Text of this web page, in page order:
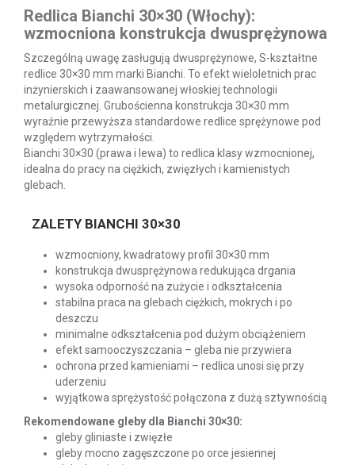
Redlica Bianchi 30×30 (Włochy):
wzmocniona konstrukcja dwusprężynowa
Szczególną uwagę zasługują dwusprężynowe, S-kształtne
redlice 30×30 mm marki Bianchi. To efekt wieloletnich prac
inżynierskich i zaawansowanej włoskiej technologii
metalurgicznej. Grubościenna konstrukcja 30×30 mm
wyraźnie przewyższa standardowe redlice sprężynowe pod
względem wytrzymałości.
Bianchi 30×30 (prawa i lewa) to redlica klasy wzmocnionej,
idealna do pracy na ciężkich, zwięzłych i kamienistych
glebach.
ZALETY BIANCHI 30×30
wzmocniony, kwadratowy profil 30×30 mm
konstrukcja dwusprężynowa redukująca drgania
wysoka odporność na zużycie i odkształcenia
stabilna praca na glebach ciężkich, mokrych i po
deszczu
minimalne odkształcenia pod dużym obciążeniem
efekt samooczyszczania – gleba nie przywiera
ochrona przed kamieniami – redlica unosi się przy
uderzeniu
wyjątkowa sprężystość połączona z dużą sztywnością
Rekomendowane gleby dla Bianchi 30×30:
gleby gliniaste i zwięzłe
gleby mocno zagęszczone po orce jesiennej